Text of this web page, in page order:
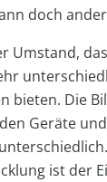
doch
Umstand,
bieten. Die
Geräte
ist der